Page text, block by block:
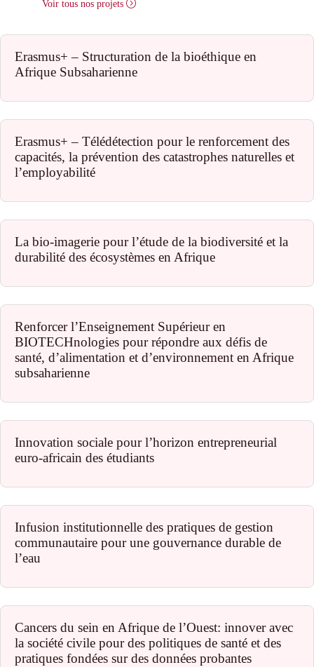
Voir tous nos projets
Erasmus+ – Structuration de la bioéthique en
Afrique Subsaharienne
Erasmus+ – Télédétection pour le renforcement des
capacités, la prévention des catastrophes naturelles et
l’employabilité
La bio-imagerie pour l’étude de la biodiversité et la
durabilité des écosystèmes en Afrique
Renforcer l’Enseignement Supérieur en
BIOTECHnologies pour répondre aux défis de
santé, d’alimentation et d’environnement en Afrique
subsaharienne
Innovation sociale pour l’horizon entrepreneurial
euro-africain des étudiants
Infusion institutionnelle des pratiques de gestion
communautaire pour une gouvernance durable de
l’eau
Cancers du sein en Afrique de l’Ouest: innover avec
la société civile pour des politiques de santé et des
pratiques fondées sur des données probantes